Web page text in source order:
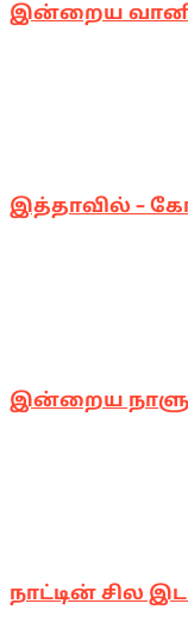
இன்றைய
இத்தாவில் –
இன்றைய
நாட்டின் சில